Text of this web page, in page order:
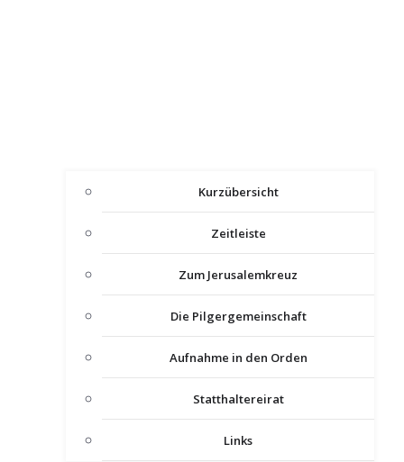
Kurzübersicht
Zeitleiste
Zum Jerusalemkreuz
Die Pilgergemeinschaft
Aufnahme in den Orden
Statthaltereirat
Links